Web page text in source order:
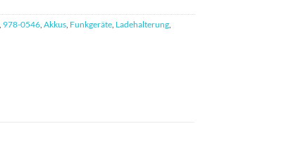
978-0546 Akkus Funkgeräte Ladehalterung